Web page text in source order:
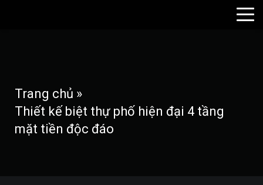
Trang chủ »
Thiết kế biệt thự phố hiện đại 4 tầng
mặt tiền độc đáo